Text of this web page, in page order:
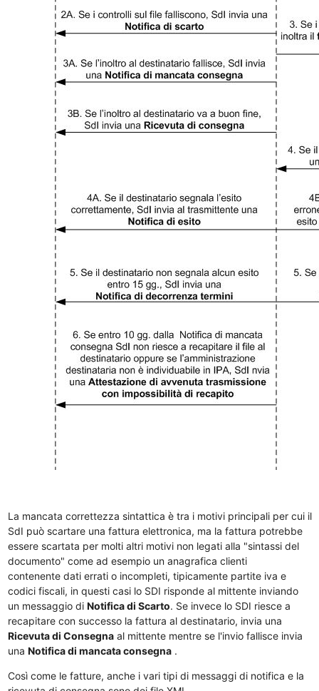
La mancata correttezza sintattica è tra i motivi principali per cui il
SdI può scartare una fattura elettronica, ma la fattura potrebbe
essere scartata per molti altri motivi non legati alla "sintassi del
documento" come ad esempio un anagrafica clienti
contenente dati errati o incompleti, tipicamente partite iva e
codici fiscali, in questi casi lo SDI risponde al mittente inviando
un messaggio di Notifica di Scarto. Se invece lo SDI riesce a
recapitare con successo la fattura al destinatario, invia una
Ricevuta di Consegnaal mittente mentre se l'invio fallisce invia
una Notifica di mancata consegna.
Così come le fatture, anche i vari tipi di messaggi di notifica e la